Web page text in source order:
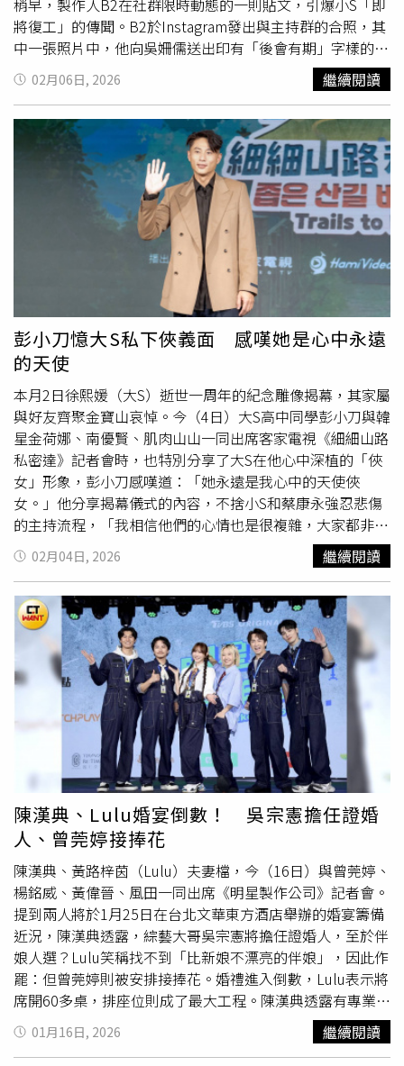
邀請台灣職棒指標性人物「大師兄」林智勝一同挑戰賽事。
賈永婕表示：「台北101公益垂直馬拉松不只是一場競賽，
更是一場凝聚勇氣與愛的行動。每一位跑者參賽的過程，都
象徵著突破自我，也希望透過這場賽事，讓更多人一起參與
公益，把愛傳遞出去。」小S日前正式回歸《小姐不熙
娣》，還與賈永婕合體拍攝「台北101外景特輯」（圖／翻
攝自賈永婕臉書）
稍早，製作人B2在社群限時動態的一則貼文，引爆小S「即
將復工」的傳聞。B2於Instagram發出與主持群的合照，其
中一張照片中，他向吳姍儒送出印有「後會有期」字樣的禮
物，並寫下「謝謝珊迪，合作愉快喔～」，引發外界解讀這
是否代表Sandy的階段性任務告一段落，小S可能將於年後
回歸。另一張與派翠克的合照中，他則寫下「今年辛苦啦，
繼續一起努力」，態度耐人尋味。根據節目製作團隊向媒體
透露，今日為《小姐不熙娣》春節前的最後一次錄影，時間
點巧合也讓B2的貼文引發更多聯想。有粉絲留言猜測：
「代班主持要交棒了嗎？」、「 S姊 要回來了嗎？」引起社
群熱議。事實上，小S與製作人B2合作逾20年，交情深厚。
B2曾在受訪時透露，自己從未催促小S復工，僅表示：「準
備好call我就好。」他也提到兩人偶爾私下閒聊，像是討論
演唱會等生活話題，但從不主動詢問節目或工作進度，盼她
能在最放鬆的狀態下回歸。小S停工以來僅短暫現身一次，
即在2025年金鐘獎上擔任頒獎人並領獎；而就在上週末，
她也悄悄出席姊姊大S的雕像揭幕儀式，於活動尾聲鞠躬致
意，感謝外界關心，這是她睽違多時首度公開露面，狀態令
外界關注。目前小S仍未正式宣布是否回歸主持工作，但從
製作人發言、代班主持人告別儀式，以及她逐步重新出現在
公開場合來看，復工的可能性似乎正一步步升高。B2曬年
前錄影工作照。（圖／翻攝自Instagram／b2_studio）
02月06日, 2026 繼續閱讀
彭小刀憶大S私下俠義面 感嘆她是心中永遠
的天使
本月2日徐熙媛（大S）逝世一周年的紀念雕像揭幕，其家屬
與好友齊聚金寶山哀悼。今（4日）大S高中同學彭小刀與韓
星金荷娜、南優賢、肌肉山山一同出席客家電視《細細山路
私密達》記者會時，也特別分享了大S在他心中深植的「俠
女」形象，彭小刀感嘆道：「她永遠是我心中的天使俠
女。」他分享揭幕儀式的內容，不捨小S和蔡康永強忍悲傷
的主持流程，「我相信他們的心情也是很複雜，大家都非常
思念大S，但他們還是要回到他們的本性，希望讓大家都是
快樂的」。彭小刀透露，大S生前總是設身處地為他人著
想。他回憶，大S曾有一段時間將重心回歸家庭，當時她因
擔心合作多年的經紀人收入受影響，竟主動詢問彭小刀：
「我們共用經紀人好不好？」這份怕身邊人受苦的善良，讓
彭小刀至今難忘。南優賢出席《細細山路私密達》上檔記者
會。（圖／客家電視台提供）談及好友離世後的心情，彭小
刀坦言至今仍感到複雜且沉重。他感嘆：「我們一起成長，
從高中青澀歲月到為人父母，都在演藝圈並肩作戰，經歷了
太多相似的風景。」對於揭幕儀式當天，言承旭因過度悲慟
需由周渝民攙扶一事，彭小刀表示當時自己也深陷在悲傷情
緒中，加上位置不同，並未察覺身旁友人的互動。他也提
到，多年來與大小
S姊妹始終保持聯繫，同學聚會也鮮少缺
席。在彭小刀眼中，兩姊妹的情感極其深厚且獨特，「那種
互相扶持、彼此深愛的連結，外人是很難真正體會的」。金
荷娜第一次參與台灣實境節目。（圖／客家電視台提供）
02月04日, 2026 繼續閱讀
陳漢典、Lulu婚宴倒數！ 吳宗憲擔任證婚
人、曾莞婷接捧花
陳漢典、黃路梓茵（Lulu）夫妻檔，今（16日）與曾莞婷、
楊銘威、黃偉晉、風田一同出席《明星製作公司》記者會。
提到兩人將於1月25日在台北文華東方酒店舉辦的婚宴籌備
近況，陳漢典透露，綜藝大哥吳宗憲將擔任證婚人，至於伴
娘人選？Lulu笑稱找不到「比新娘不漂亮的伴娘」，因此作
罷：但曾莞婷則被安排接捧花。婚禮進入倒數，Lulu表示將
席開60多桌，排座位則成了最大工程。陳漢典透露有專業團
隊在負責，Lulu則直接戳破所謂「專業團隊」就是夫妻兩人
加上經紀人與Lulu的爸媽，大家靠貼紙反覆排了又撕，只為
01月16日, 2026 繼續閱讀